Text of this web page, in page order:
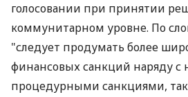
голосовании при принятии
коммунитарном уровне. По
"следует продумать более
финансовых санкций наряду
процедурными санкциями,